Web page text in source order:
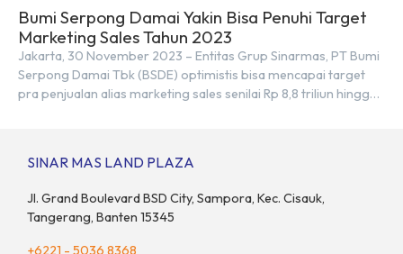
Bumi Serpong Damai Yakin Bisa Penuhi Target
Marketing Sales Tahun 2023
Jakarta, 30 November 2023 – Entitas Grup Sinarmas, PT Bumi
Serpong Damai Tbk (BSDE) optimistis bisa mencapai target
pra penjualan alias marketing sales senilai Rp 8,8 triliun hingga
target. “Kami yakin target […]
SINAR MAS LAND PLAZA
Jl. Grand Boulevard BSD City, Sampora, Kec. Cisauk,
Tangerang, Banten 15345
+6221 - 5036 8368